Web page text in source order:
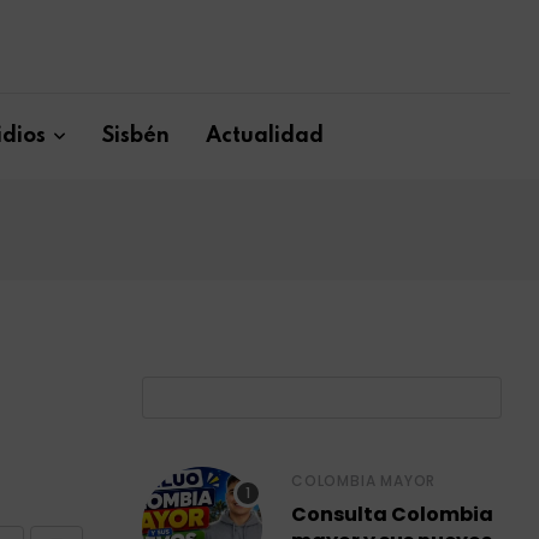
Sisbén Actualidad
COLOMBIA MAYOR
Consulta Colombia